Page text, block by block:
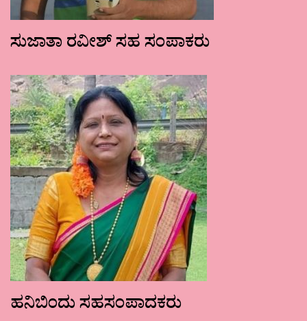
ಸುಜಾತಾ ರವೀಶ್ ಸಹ ಸಂಪಾಕರು
ಹನಿಬಿಂದು ಸಹಸಂಪಾದಕರು